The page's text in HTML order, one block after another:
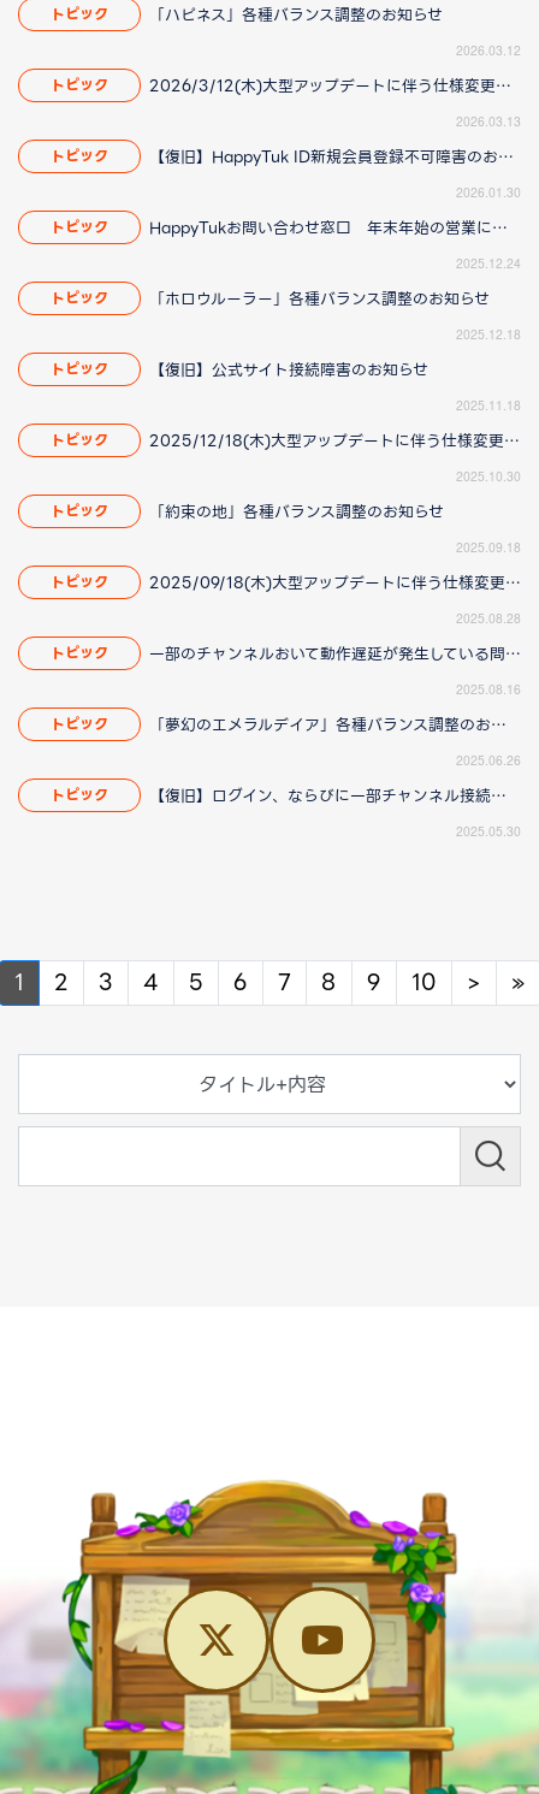
トピック 「ハピネス」各種バランス調整のお知らせ
2026.03.12
トピック 2026/3/12(木)大型アップデートに伴う仕様変更のお知らせ(2026/3/13更新)
2026.03.13
トピック 【復旧】HappyTuk ID新規会員登録不可障害のお知らせ
2026.01.30
トピック HappyTukお問い合わせ窓口 年末年始の営業について
2025.12.24
トピック 「ホロウルーラー」各種バランス調整のお知らせ
2025.12.18
トピック 【復旧】公式サイト接続障害のお知らせ
2025.11.18
トピック 2025/12/18(木)大型アップデートに伴う仕様変更のお知らせ(2025/11/20更新)
2025.10.30
トピック 「約束の地」各種バランス調整のお知らせ
2025.09.18
トピック 2025/09/18(木)大型アップデートに伴う仕様変更のお知らせ(2025/8/28 16:00更新)
2025.08.28
トピック 一部のチャンネルおいて動作遅延が発生している問題について(2025/8/21 更新)
2025.08.16
トピック 「夢幻のエメラルデイア」各種バランス調整のお知らせ
2025.06.26
トピック 【復旧】ログイン、ならびに一部チャンネル接続障害のお知らせ
2025.05.30
1 2 3 4 5 6 7 8 9 10 > Next
»